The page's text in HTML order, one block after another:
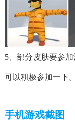
5、部分皮肤要参
可以积极参加一下。
手机游戏截图